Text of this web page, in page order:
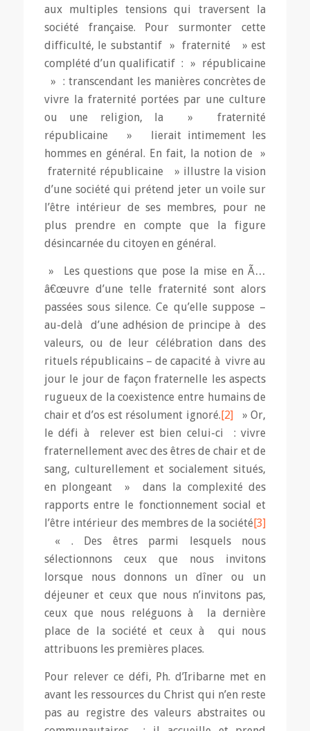
aux multiples tensions qui traversent la
société française. Pour surmonter cette
difficulté, le substantif » fraternité » est
complété d’un qualificatif : » républicaine
» : transcendant les manières concrètes de
vivre la fraternité portées par une culture
ou une religion, la » fraternité
républicaine » lierait intimement les
hommes en général. En fait, la notion de »
fraternité républicaine » illustre la vision
d’une société qui prétend jeter un voile sur
l’être intérieur de ses membres, pour ne
plus prendre en compte que la figure
désincarnée du citoyen en général.
» Les questions que pose la mise en Ã…
â€œuvre d’une telle fraternité sont alors
passées sous silence. Ce qu’elle suppose –
au-delà d’une adhésion de principe à des
valeurs, ou de leur célébration dans des
rituels républicains – de capacité à vivre au
jour le jour de façon fraternelle les aspects
rugueux de la coexistence entre humains de
chair et d’os est résolument ignoré.[2]» Or,
le défi à relever est bien celui-ci : vivre
fraternellement avec des êtres de chair et de
sang, culturellement et socialement situés,
en plongeant » dans la complexité des
rapports entre le fonctionnement social et
l’être intérieur des membres de la société[3]
« . Des êtres parmi lesquels nous
sélectionnons ceux que nous invitons
lorsque nous donnons un dîner ou un
déjeuner et ceux que nous n’invitons pas,
ceux que nous reléguons à la dernière
place de la société et ceux à qui nous
attribuons les premières places.
Pour relever ce défi, Ph. d’Iribarne met en
avant les ressources du Christ qui n’en reste
pas au registre des valeurs abstraites ou